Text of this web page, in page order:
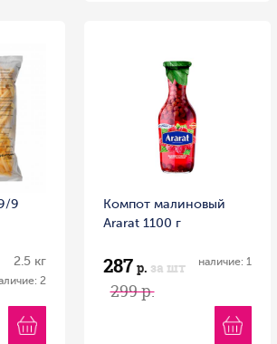
9
2.5 кг
2
Компот малиновый
Ararat 1100 г
287 р. за шт
299 р.
наличие: 1